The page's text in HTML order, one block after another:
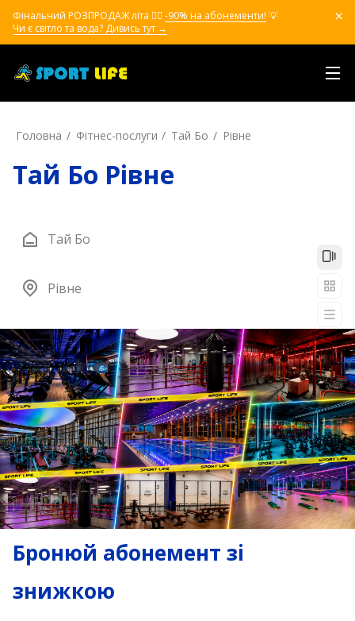
Фінальний РОЗПРОДАЖ літа ❤️‍🔥 -90% на абонементи! 💡
Чи є світло та вода? Дивись тут →
Головна Фітнес-послуги Тай Бо Рівне
Тай Бо Рівне
Тай Бо
Рівне
Бронюй абонемент зі
знижкою